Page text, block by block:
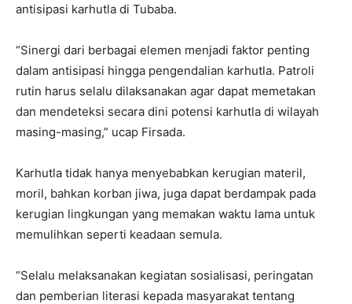
antisipasi karhutla di Tubaba.
“Sinergi dari berbagai elemen menjadi faktor penting
dalam antisipasi hingga pengendalian karhutla. Patroli
rutin harus selalu dilaksanakan agar dapat memetakan
dan mendeteksi secara dini potensi karhutla di wilayah
masing-masing,” ucap Firsada.
Karhutla tidak hanya menyebabkan kerugian materil,
moril, bahkan korban jiwa, juga dapat berdampak pada
kerugian lingkungan yang memakan waktu lama untuk
memulihkan seperti keadaan semula.
“Selalu melaksanakan kegiatan sosialisasi, peringatan
dan pemberian literasi kepada masyarakat tentang